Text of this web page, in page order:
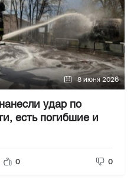
8 июня 2026
удар по
есть погибшие и
0 0